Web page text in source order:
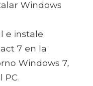
Windows
e instale
7 en la
Windows 7,
PC.